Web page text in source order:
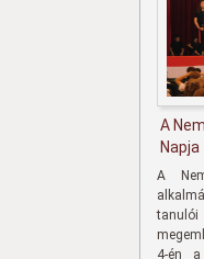
A
Napja
A
4-én